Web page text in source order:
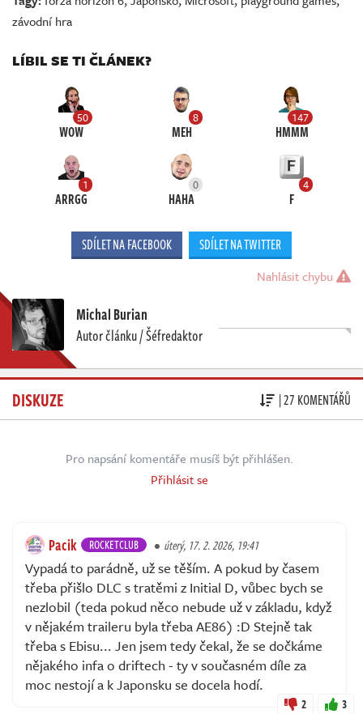
závodní hra
LÍBIL SE TI ČLÁNEK?
50
WOW
8
MEH
147
HMMM
1
ARRGG
0
HAHA
4
F
SDÍLET NA FACEBOOK SDÍLET NA TWITTER
Nahlásit chybu
Michal Burian
Autor článku / Šéfredaktor
DISKUZE | 27 KOMENTÁŘŮ
Pro napsání komentáře musíš být přihlášen.
Přihlásit se
Pacik ROCKETCLUB úterý, 17. 2. 2026, 19:41
Vypadá to parádně, už se těším. A pokud by časem
třeba přišlo DLC s tratěmi z Initial D, vůbec bych se
nezlobil (teda pokud něco nebude už v základu, když
v nějakém traileru byla třeba AE86) :D Stejně tak
třeba s Ebisu... Jen jsem tedy čekal, že se dočkáme
nějakého infa o driftech - ty v současném díle za
moc nestojí a k Japonsku se docela hodí.
2 3